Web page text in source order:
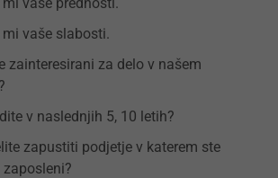
vaše slabosti.
zainteresirani za delo v našem
v naslednjih 5, 10 letih?
zapustiti podjetje v katerem ste